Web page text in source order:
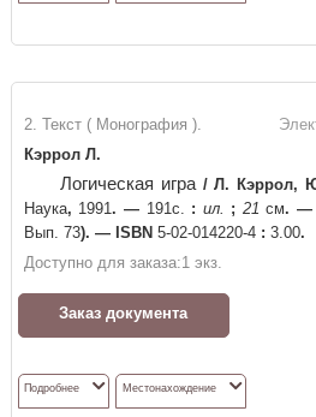
2. Текст ( Монография ).
Кэррол Л.
Логическая игра / Л. Кэррол,
Наука, 1991. — 191c. : ил. ; 21 см. —
Вып. 73). — ISBN 5-02-014220-4 : 3.00.
Доступно для заказа:1 экз.
Заказ документа
Подробнее Местонахождение